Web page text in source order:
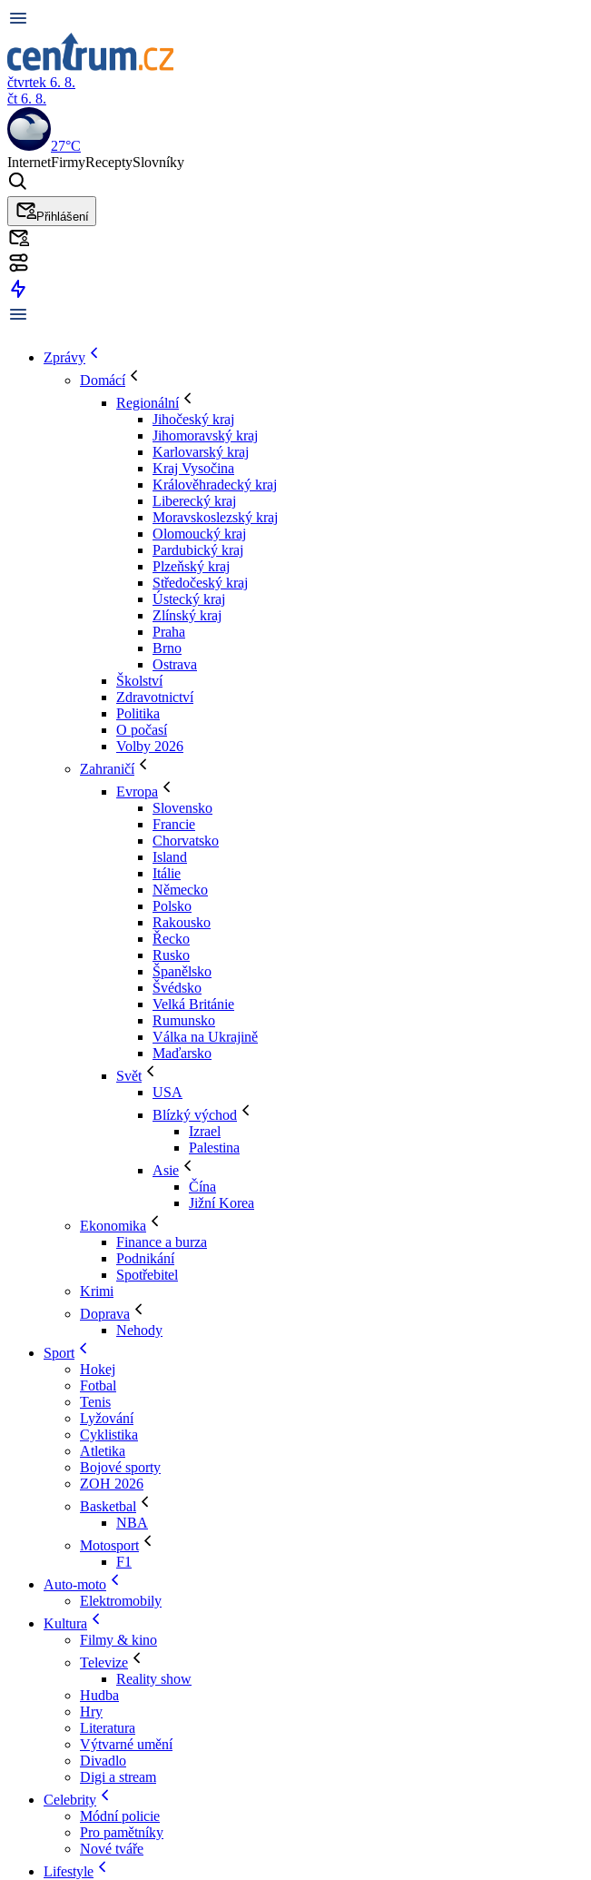
čtvrtek 6. 8.
čt 6. 8.
27°C
InternetFirmyReceptySlovníky
Přihlášení
Zprávy
Domácí
Regionální
Jihočeský kraj
Jihomoravský kraj
Karlovarský kraj
Kraj Vysočina
Králověhradecký kraj
Liberecký kraj
Moravskoslezský kraj
Olomoucký kraj
Pardubický kraj
Plzeňský kraj
Středočeský kraj
Ústecký kraj
Zlínský kraj
Praha
Brno
Ostrava
Školství
Zdravotnictví
Politika
O počasí
Volby 2026
Zahraničí
Evropa
Slovensko
Francie
Chorvatsko
Island
Itálie
Německo
Polsko
Rakousko
Řecko
Rusko
Španělsko
Švédsko
Velká Británie
Rumunsko
Válka na Ukrajině
Maďarsko
Svět
USA
Blízký východ
Izrael
Palestina
Asie
Čína
Jižní Korea
Ekonomika
Finance a burza
Podnikání
Spotřebitel
Krimi
Doprava
Nehody
Sport
Hokej
Fotbal
Tenis
Lyžování
Cyklistika
Atletika
Bojové sporty
ZOH 2026
Basketbal
NBA
Motosport
F1
Auto-moto
Elektromobily
Kultura
Filmy & kino
Televize
Reality show
Hudba
Hry
Literatura
Výtvarné umění
Divadlo
Digi a stream
Celebrity
Módní policie
Pro pamětníky
Nové tváře
Lifestyle